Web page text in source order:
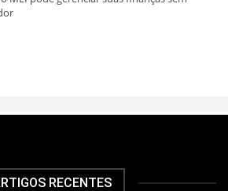
RECENTES